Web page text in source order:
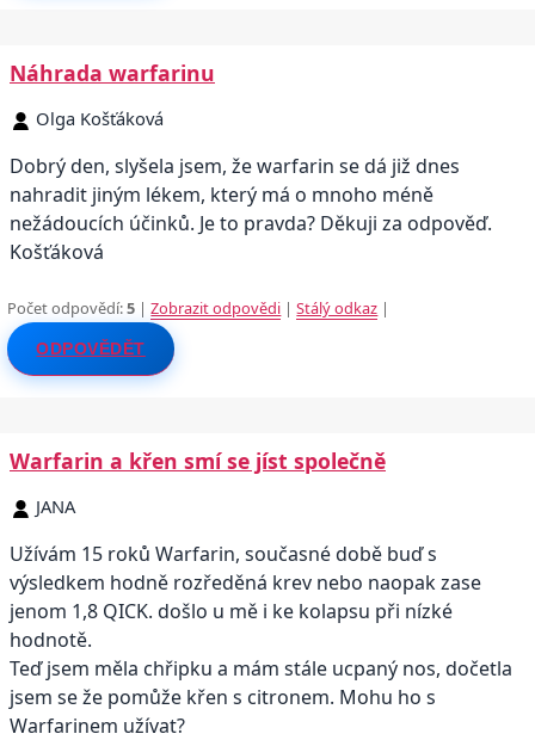
Náhrada warfarinu
Olga Košťáková
Dobrý den, slyšela jsem, že warfarin se dá již dnes
nahradit jiným lékem, který má o mnoho méně
nežádoucích účinků. Je to pravda? Děkuji za odpověď.
Košťáková
Počet odpovědí:5 |Zobrazit odpovědi |Stálý odkaz |
ODPOVĚDĚT
Warfarin a křen smí se jíst společně
JANA
Užívám 15 roků Warfarin, současné době buď s
výsledkem hodně rozředěná krev nebo naopak zase
jenom 1,8 QICK. došlo u mě i ke kolapsu při nízké
hodnotě.
Teď jsem měla chřipku a mám stále ucpaný nos, dočetla
jsem se že pomůže křen s citronem. Mohu ho s
Warfarinem užívat?